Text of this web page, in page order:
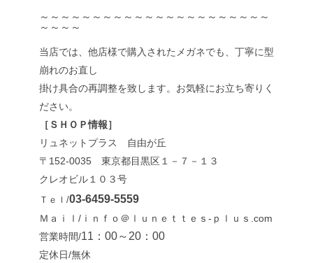
～～～～～～～～～～～～～～～～～～～～～～
～～～～
当店では、他店様で購入されたメガネでも、丁寧に型
崩れのお直し
掛け具合の再調整を致します。お気軽にお立ち寄りく
ださい。
［ＳＨＯＰ情報］
リュネットプラス 自由が丘
〒152-0035 東京都目黒区１－７－１３
クレオビル１０３号
Ｔｅｌ/03-6459-5559
Ｍａｉｌ/ｉｎｆｏ＠ｌｕｎｅｔｔｅｓ-ｐｌｕｓ.com
営業時間/11：00～20：00
定休日/無休